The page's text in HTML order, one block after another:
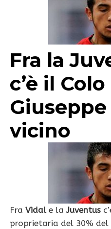
Fra la
c’è il
Giuseppe
vicino
Fra Vidal e laJuventus
proprietaria del 30%